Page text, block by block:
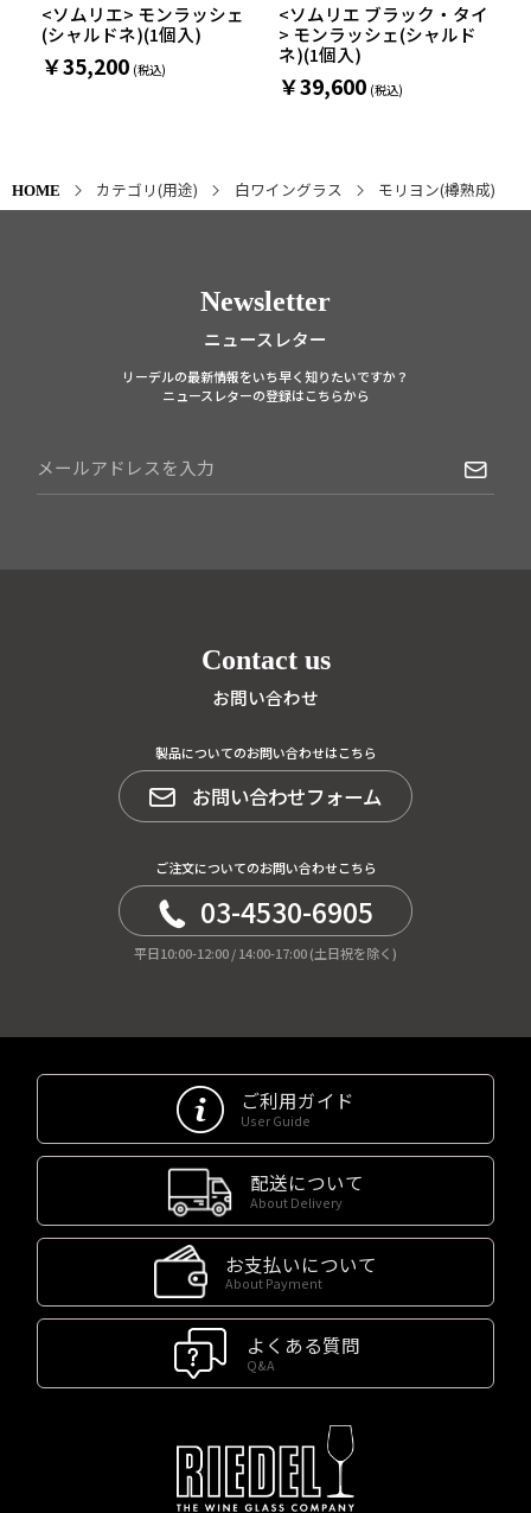
<ソムリエ> モンラッシェ
(シャルドネ)(1個入)
￥35,200
<ソムリエ ブラック・タイ
> モンラッシェ(シャルド
ネ)(1個入)
￥39,600
HOME カテゴリ(用途) 白ワイングラス モリヨン(樽熟成)
Newsletter
ニュースレター
リーデルの最新情報をいち早く知りたいですか？
ニュースレターの登録はこちらから
Contact us
お問い合わせ
製品についてのお問い合わせはこちら
お問い合わせフォーム
ご注文についてのお問い合わせこちら
03-4530-6905
平日10:00-12:00 / 14:00-17:00 (土日祝を除く)
ご利用ガイド
User Guide
配送について
About Delivery
お支払いについて
About Payment
よくある質問
Q&A